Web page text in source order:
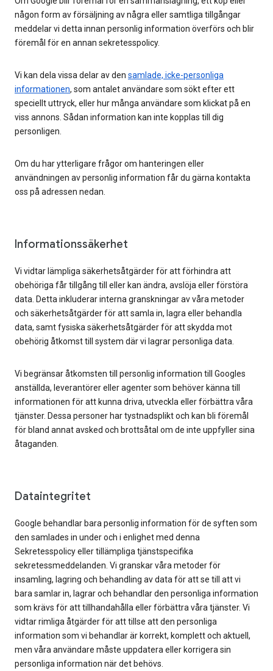
någon form av försäljning av några eller samtliga tillgångar
meddelar vi detta innan personlig information överförs och blir
föremål för en annan sekretesspolicy.
Vi kan dela vissa delar av den samlade, icke-personliga
informationen, som antalet användare som sökt efter ett
speciellt uttryck, eller hur många användare som klickat på en
viss annons. Sådan information kan inte kopplas till dig
personligen.
Om du har ytterligare frågor om hanteringen eller
användningen av personlig information får du gärna kontakta
oss på adressen nedan.
Informationssäkerhet
Vi vidtar lämpliga säkerhetsåtgärder för att förhindra att
obehöriga får tillgång till eller kan ändra, avslöja eller förstöra
data. Detta inkluderar interna granskningar av våra metoder
och säkerhetsåtgärder för att samla in, lagra eller behandla
data, samt fysiska säkerhetsåtgärder för att skydda mot
obehörig åtkomst till system där vi lagrar personliga data.
Vi begränsar åtkomsten till personlig information till Googles
anställda, leverantörer eller agenter som behöver känna till
informationen för att kunna driva, utveckla eller förbättra våra
tjänster. Dessa personer har tystnadsplikt och kan bli föremål
för bland annat avsked och brottsåtal om de inte uppfyller sina
åtaganden.
Dataintegritet
Google behandlar bara personlig information för de syften som
den samlades in under och i enlighet med denna
Sekretesspolicy eller tillämpliga tjänstspecifika
sekretessmeddelanden. Vi granskar våra metoder för
insamling, lagring och behandling av data för att se till att vi
bara samlar in, lagrar och behandlar den personliga information
som krävs för att tillhandahålla eller förbättra våra tjänster. Vi
vidtar rimliga åtgärder för att tillse att den personliga
information som vi behandlar är korrekt, komplett och aktuell,
men våra användare måste uppdatera eller korrigera sin
personliga information när det behövs.